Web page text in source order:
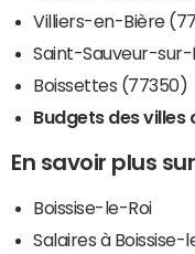
Villiers-en-Bière
Saint-Sauveur-
Boissettes (77350)
Budgets des villes
En savoir plus
Boissise-le-Roi
Salaires à Boissise-